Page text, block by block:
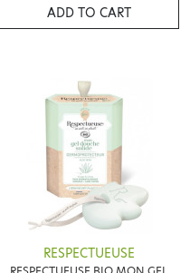
ADD TO CART
RESPECTUEUSE